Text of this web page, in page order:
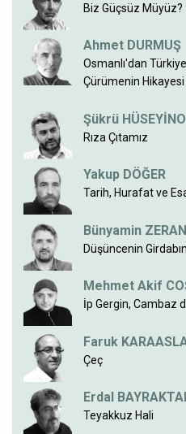
Biz Güçsüz Müyüz?
Ahmet DURMUŞ
Osmanlı'dan
Çürümenin Hikayesi
Şükrü
Rıza Çıtamız
Yakup DÖĞER
Tarih, Hurafat ve
Bünyamin ZERAN
Düşüncenin
Mehmet Akif
İp Gergin, Cambaz
Faruk
Çeç
Erdal
Teyakkuz Hali